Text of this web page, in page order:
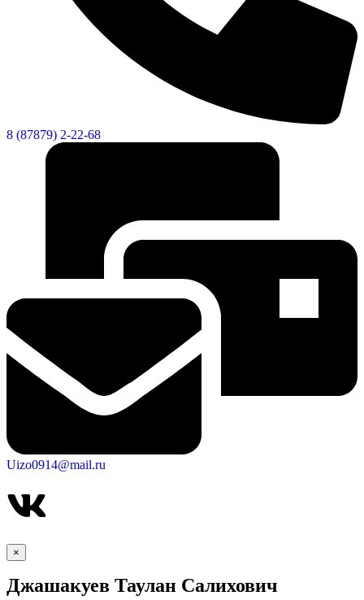
8 (87879) 2-22-68
Uizo0914@mail.ru
×
Джашакуев Таулан Салихович